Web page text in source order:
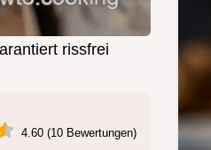
rissfrei
4.60 (10 Bewertungen)